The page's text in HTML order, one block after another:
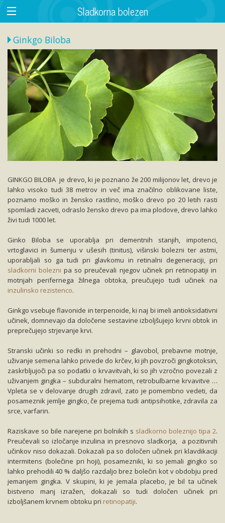
Sladkorna bolezen
Ginkgo Biloba
GINKGO BILOBA je drevo, ki je poznano že 200 milijonov let, drevo je
lahko visoko tudi 38 metrov in več ima značilno oblikovane liste,
poznamo moško in žensko rastlino, moško drevo po 20 letih rasti
spomladi zacveti, odraslo žensko drevo pa ima plodove, drevo lahko
živi tudi 1000 let.
Ginko Biloba se uporablja pri dementnih stanjih, impotenci,
vrtoglavici in šumenju v ušesih (tinitus), višinski bolezni ter astmi,
uporabljali so ga tudi pri glavkomu in retinalni degeneraciji, pri
sladkorni bolezni pa so preučevali njegov učinek pri retinopatiji in
motnjah perifernega žilnega obtoka, preučujejo tudi učinek na
inzulinsko rezistenco.
Ginkgo vsebuje flavonide in terpenoide, ki naj bi imeli antioksidativni
učinek, domnevajo da določene sestavine izboljšujejo krvni obtok in
preprečujejo strjevanje krvi.
Stranski učinki so redki in prehodni – glavobol, prebavne motnje,
uživanje semena lahko privede do krčev, ki jih povzroči gingkotoksin,
zaskrbljujoči pa so podatki o krvavitvah, ki so jih vzročno povezali z
uživanjem gingka – subduralni hematom, retrobulbarne krvavitve …
Vpleta se v delovanje drugih zdravil, zato je pomembno vedeti, da
posameznik jemlje gingko, če prejema tudi antipsihotike, zdravila za
srce, varfarin.
Raziskave so bile narejene pri bolnikih s sladkorno boleznijo tipa 2.
Preučevali so izločanje inzulina in presnovo sladkorja, a pozitivnih
učinkov niso dokazali. Dokazali pa so določen učinek pri klavdikaciji
intermitens (bolečine pri hoji), posamezniki, ki so jemali gingko so
lahko prehodili 40 % daljšo razdaljo brez bolečin kot v obdobju pred
jemanjem gingka. V skupini, ki je jemala placebo, je bil ta učinek
bistveno manj izražen, dokazali so tudi določen učinek pri
izboljšanem krvnem obtoku pri retinopatiji.